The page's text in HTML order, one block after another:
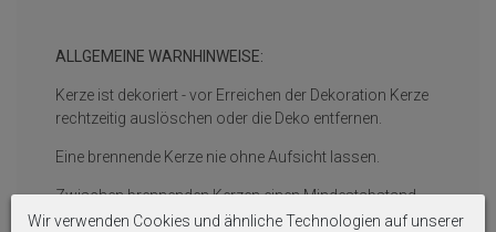
ALLGEMEINE WARNHINWEISE:
Kerze ist dekoriert - vor Erreichen der Dekoration Kerze
rechtzeitig auslöschen oder die Deko entfernen.
Eine brennende Kerze nie ohne Aufsicht lassen.
Zwischen brennenden Kerzen einen Mindestabstand
von 10 cm einhalten.
Wir verwenden Cookies und ähnliche Technologien auf unserer